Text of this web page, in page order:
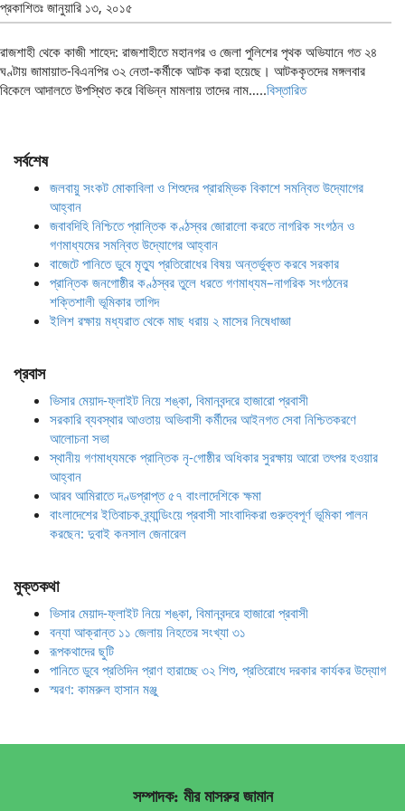
প্রকাশিতঃ জানুয়ারি ১৩, ২০১৫
রাজশাহী থেকে কাজী শাহেদ: রাজশাহীতে মহানগর ও জেলা পুলিশের পৃথক অভিযানে গত ২৪
ঘণ্টায় জামায়াত-বিএনপির ৩২ নেতা-কর্মীকে আটক করা হয়েছে। আটককৃতদের মঙ্গলবার
বিকেলে আদালতে উপস্থিত করে বিভিন্ন মামলায় তাদের নাম…..বিস্তারিত
সর্বশেষ
জলবায়ু সংকট মোকাবিলা ও শিশুদের প্রারম্ভিক বিকাশে সমন্বিত উদ্যোগের
আহ্বান
জবাবদিহি নিশ্চিতে প্রান্তিক কণ্ঠস্বর জোরালো করতে নাগরিক সংগঠন ও
গণমাধ্যমের সমন্বিত উদ্যোগের আহ্বান
বাজেটে পানিতে ডুবে মৃত্যু প্রতিরোধের বিষয় অন্তর্ভুক্ত করবে সরকার
প্রান্তিক জনগোষ্ঠীর কণ্ঠস্বর তুলে ধরতে গণমাধ্যম–নাগরিক সংগঠনের
শক্তিশালী ভূমিকার তাগিদ
ইলিশ রক্ষায় মধ্যরাত থেকে মাছ ধরায় ২ মাসের নিষেধাজ্ঞা
প্রবাস
ভিসার মেয়াদ-ফ্লাইট নিয়ে শঙ্কা, বিমানবন্দরে হাজারো প্রবাসী
সরকারি ব্যবস্থার আওতায় অভিবাসী কর্মীদের আইনগত সেবা নিশ্চিতকরণে
আলোচনা সভা
স্থানীয় গণমাধ্যমকে প্রান্তিক নৃ-গোষ্ঠীর অধিকার সুরক্ষায় আরো তৎপর হওয়ার
আহ্বান
আরব আমিরাতে দণ্ডপ্রাপ্ত ৫৭ বাংলাদেশিকে ক্ষমা
বাংলাদেশের ইতিবাচক ব্র্যান্ডিংয়ে প্রবাসী সাংবাদিকরা গুরুত্বপূর্ণ ভূমিকা পালন
করছেন: দুবাই কনসাল জেনারেল
মুক্তকথা
ভিসার মেয়াদ-ফ্লাইট নিয়ে শঙ্কা, বিমানবন্দরে হাজারো প্রবাসী
বন্যা আক্রান্ত ১১ জেলায় নিহতের সংখ্যা ৩১
রূপকথাদের ছুটি
পানিতে ডুবে প্রতিদিন প্রাণ হারাচ্ছে ৩২ শিশু, প্রতিরোধে দরকার কার্যকর উদ্যোগ
স্মরণ: কামরুল হাসান মঞ্জু
সম্পাদক: মীর মাসরুর জামান